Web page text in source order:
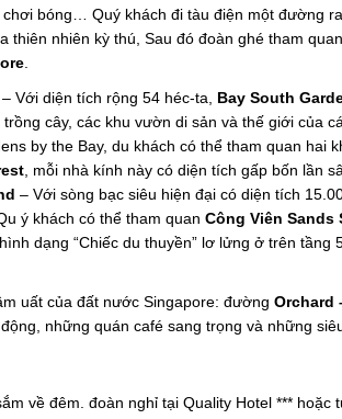
bóng… Quý khách đi tàu điện một đường
nhiên kỳ thú, Sau đó đoàn ghé tham
– Với diện tích rộng 54 héc-ta, Bay South
cây, các khu vườn di sản và thế giới của
by the Bay, du khách có thể tham quan hai
, mỗi nhà kính này có diện tích gấp bốn lần
– Với sòng bạc siêu hiện đại có diện tích
ý khách có thể tham quan Công Viên Sands
dạng “Chiếc du thuyền” lơ lửng ở trên tầng
uất của đất nước Singapore: đường Orchard
những quán café sang trọng và những
về đêm. đoàn nghỉ tại Quality Hotel *** hoặc